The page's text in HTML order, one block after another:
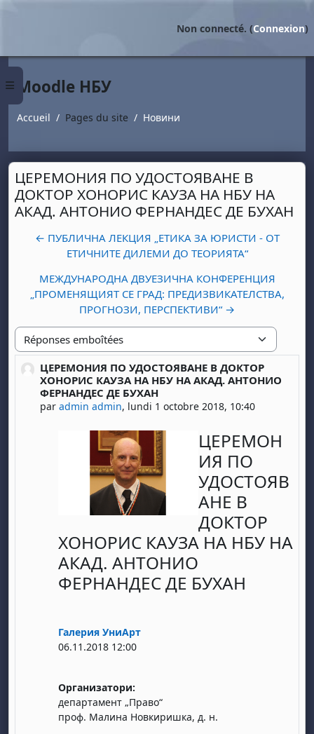
Panneau latéral
Non connecté. (Connexion)
Moodle НБУ
Accueil Pages du site Новини
ЦЕРЕМОНИЯ ПО УДОСТОЯВАНЕ В
ДОКТОР ХОНОРИС КАУЗА НА НБУ НА
АКАД. АНТОНИО ФЕРНАНДЕС ДЕ БУХАН
← ПУБЛИЧНА ЛЕКЦИЯ „ЕТИКА ЗА ЮРИСТИ - ОТ
ЕТИЧНИТЕ ДИЛЕМИ ДО ТЕОРИЯТА“
МЕЖДУНАРОДНА ДВУЕЗИЧНА КОНФЕРЕНЦИЯ
„ПРОМЕНЯЩИЯТ СЕ ГРАД: ПРЕДИЗВИКАТЕЛСТВА,
ПРОГНОЗИ, ПЕРСПЕКТИВИ“ →
Type d'affichage
ЦЕРЕМОНИЯ ПО УДОСТОЯВАНЕ В ДОКТОР
ХОНОРИС КАУЗА НА НБУ НА АКАД. АНТОНИО
ФЕРНАНДЕС ДЕ БУХАН
paradmin admin, lundi 1 octobre 2018, 10:40
Nombre de réponses : 0
ЦЕРЕМОН
ИЯ ПО
УДОСТОЯВ
АНЕ В
ДОКТОР
ХОНОРИС КАУЗА НА НБУ НА
АКАД. АНТОНИО
ФЕРНАНДЕС ДЕ БУХАН
Галерия УниАрт
06.11.2018 12:00
Организатори:
департамент „Право“
проф. Малина Новкиришка, д. н.